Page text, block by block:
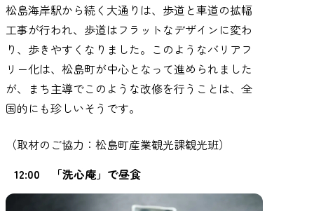
松島海岸駅から続く大通りは、歩道と車道の拡幅
工事が行われ、歩道はフラットなデザインに変わ
り、歩きやすくなりました。このようなバリアフ
リー化は、松島町が中心となって進められました
が、まち主導でこのような改修を行うことは、全
国的にも珍しいそうです。
（取材のご協力：松島町産業観光課観光班）
12:00 「洗心庵」で昼食